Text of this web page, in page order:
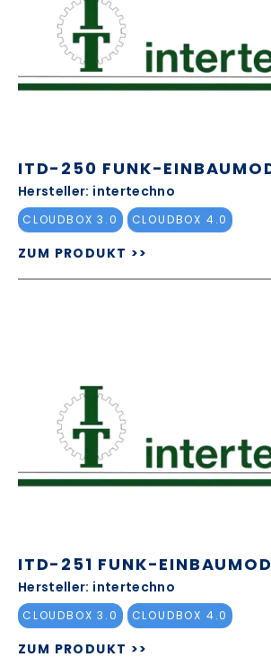
ITD-250 FUNK-
Hersteller: intertechno
CLOUDBOX 3.0 CLOUDBOX 4.0
ZUM PRODUKT >>
ITD-251 FUNK-
Hersteller: intertechno
CLOUDBOX 3.0 CLOUDBOX 4.0
ZUM PRODUKT >>